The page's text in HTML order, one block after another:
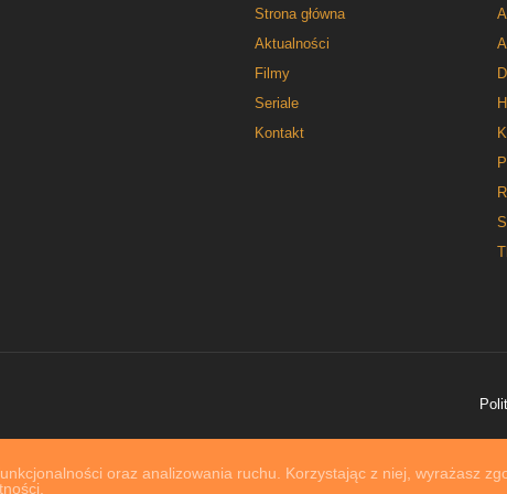
oraz analizowania ruchu. Korzystając z niej, wyrażasz
Strona główna
Aktualności
Filmy
Seriale
Kontakt